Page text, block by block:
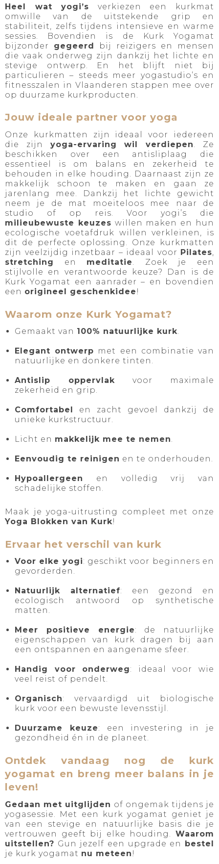
Heel wat yogi’s verkiezen een kurkmat
omwille van de uitstekende grip en
stabiliteit, zelfs tijdens intensieve en warme
sessies. Bovendien is de Kurk Yogamat
bijzonder gegeerd
bij reizigers en mensen
die vaak onderweg zijn dankzij het lichte en
stevige ontwerp. En het blijft niet bij
particulieren – steeds meer yogastudio’s en
fitnesszalen in Vlaanderen stappen mee over
op duurzame kurkproducten.
Jouw ideale partner voor yoga
Onze kurkmatten zijn ideaal voor iedereen
die zijn yoga-ervaring wil verdiepen. Ze
beschikken over een antisliplaag die
essentieel is om balans en zekerheid te
behouden in elke houding. Daarnaast zijn ze
makkelijk schoon te maken en gaan ze
jarenlang mee. Dankzij het lichte gewicht
neem je de mat moeiteloos mee naar de
studio of op reis. Voor yogi’s die
milieubewuste keuzes willen maken en hun
ecologische voetafdruk willen verkleinen, is
dit de perfecte oplossing. Onze kurkmatten
zijn veelzijdig inzetbaar – ideaal voor Pilates,
stretching
en meditatie. Zoek je een
stijlvolle en verantwoorde keuze? Dan is de
Kurk Yogamat een aanrader – en bovendien
een origineel geschenkidee!
Waarom onze Kurk Yogamat?
Gemaakt van 100% natuurlijke kurk.
Elegant ontwerp met een combinatie van
natuurlijke en donkere tinten.
Antislip oppervlak voor maximale
zekerheid en grip.
Comfortabel
en zacht gevoel dankzij de
unieke kurkstructuur.
Licht en makkelijk mee te nemen.
Eenvoudig te reinigen en te onderhouden.
Hypoallergeen
en volledig vrij van
schadelijke stoffen.
Maak je yoga-uitrusting compleet met onze
Yoga Blokken van Kurk!
Ervaar het verschil van kurk
Voor elke yogi: geschikt voor beginners en
gevorderden.
Natuurlijk alternatief: een gezond en
ecologisch antwoord op synthetische
matten.
Meer positieve energie: de natuurlijke
eigenschappen van kurk dragen bij aan
een ontspannen en aangename sfeer.
Handig voor onderweg: ideaal voor wie
veel reist of pendelt.
Organisch: vervaardigd uit biologische
kurk voor een bewuste levensstijl.
Duurzame keuze: een investering in je
gezondheid én in de planeet.
Ontdek vandaag nog de kurk
yogamat en breng meer balans in je
leven!
Gedaan met uitglijden of ongemak tijdens je
yogasessie. Met een kurk yogamat geniet je
van een stevige en natuurlijke basis die je
vertrouwen geeft bij elke houding. Waarom
uitstellen? Gun jezelf een upgrade en bestel
je kurk yogamat nu meteen !